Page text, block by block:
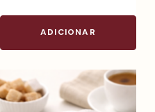
ADICIONAR